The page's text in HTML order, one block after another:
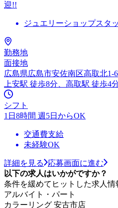
迎!!
ジュエリーショップスタ
勤務地
面接地
広島県広島市安佐南区高取北1-
上安駅 徒歩8分、高取駅 徒歩4
シフト
1日8時間 週5日からOK
交通費支給
未経験OK
詳細を見る
応募画面に進む
以下の求人はいかがですか？
条件を緩めてヒットした求人
アルバイト・パート
カラーリング 安古市店